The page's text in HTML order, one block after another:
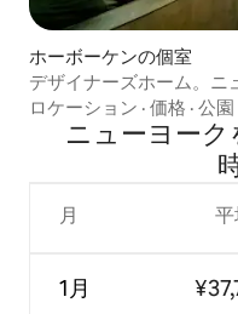
ホーボーケンの個室
デザイナーズホーム。ニ
分。
ロケーション · 価格 · 公園
ニューヨー
月
1月